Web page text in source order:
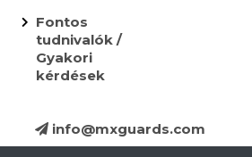
Fontos
tudnivalók /
Gyakori
kérdések
info@mxguards.com